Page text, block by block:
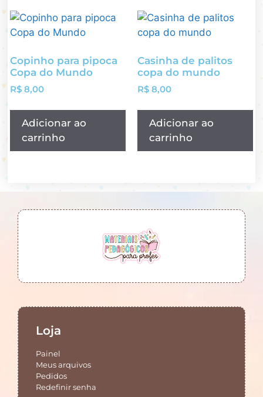
Copinho para pipoca
Copa do Mundo
R$ 8,00
Adicionar ao
carrinho
Casinha de palitos
copa do mundo
R$ 8,00
Adicionar ao
carrinho
Loja
Painel
Meus arquivos
Pedidos
Redefinir senha